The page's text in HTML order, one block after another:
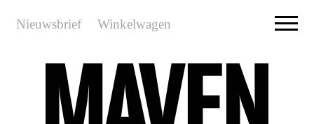
Nieuwsbrief Winkelwagen